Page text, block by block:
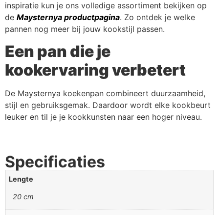
inspiratie kun je ons volledige assortiment bekijken op
de Maysternya productpagina. Zo ontdek je welke
pannen nog meer bij jouw kookstijl passen.
Een pan die je
kookervaring verbetert
De Maysternya koekenpan combineert duurzaamheid,
stijl en gebruiksgemak. Daardoor wordt elke kookbeurt
leuker en til je je kookkunsten naar een hoger niveau.
Specificaties
Lengte
20 cm